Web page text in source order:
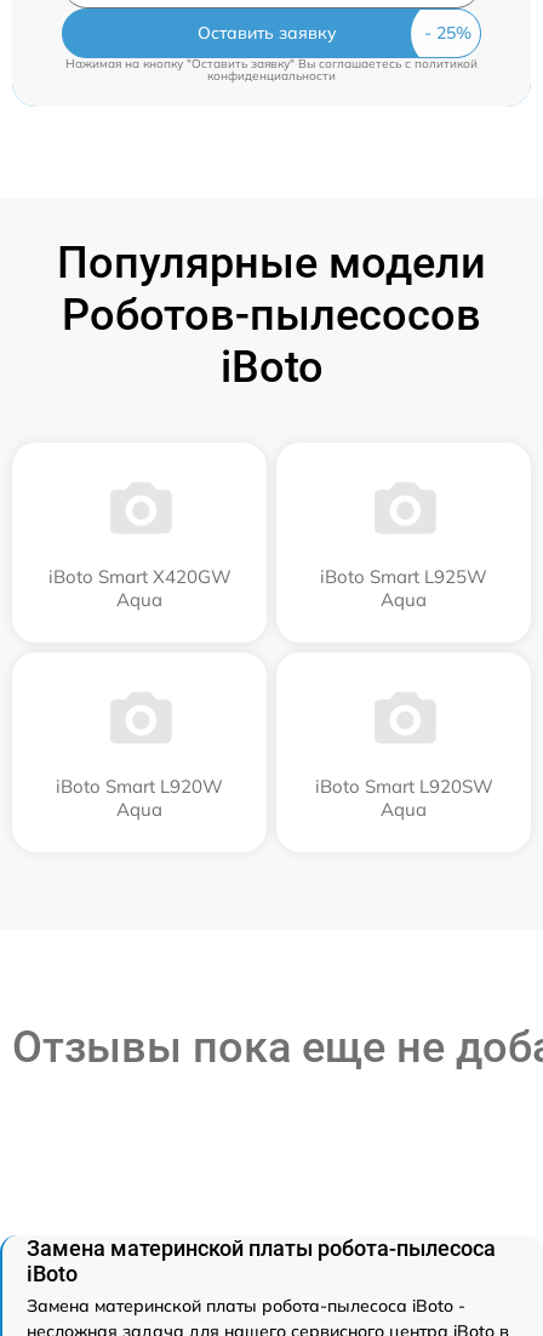
Оставить заявку
Нажимая на кнопку "Оставить заявку" Вы соглашаетесь c политикой
конфиденциальности
Популярные модели
Роботов-пылесосов
iBoto
iBoto Smart Х420GW
Aqua
iBoto Smart L925W
Aqua
iBoto Smart L920W
Aqua
iBoto Smart L920SW
Aqua
Отзывы пока еще не
Замена материнской платы робота-пылесоса
iBoto
Замена материнской платы робота-пылесоса iBoto -
несложная задача для нашего сервисного центра iBoto в